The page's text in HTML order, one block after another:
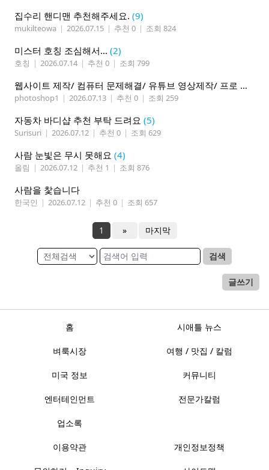
집수리 핸디맨 추천해주세요. (9)
mukilteowa | 2026.07.15 | 추천 0 | 조회 824
미스터 호칭 조심해서... (2)
호칭 | 2026.07.14 | 추천 0 | 조회 799
웹사이트 제작/ 컴퓨터 문제해결/ 유튜브 영상제작/ 프로 사진촬영
photoshop1 | 2026.07.13 | 추천 0 | 조회 259
자동차 바디샵 추천 부탁 드려요 (5)
Surisuri | 2026.07.12 | 추천 0 | 조회 629
사람 눈빛은 무시 못해요 (4)
올림 | 2026.07.12 | 추천 1 | 조회 876
사람을 찿습니다
한국인 | 2026.07.12 | 추천 0 | 조회 657
1 » 마지막
검색
글쓰기
홈 시애틀 뉴스
벼룩시장 여행 / 맛집 / 칼럼
미국 정보 커뮤니티
엔터테인먼트 전문가칼럼
업소록
이용약관 개인정보정책